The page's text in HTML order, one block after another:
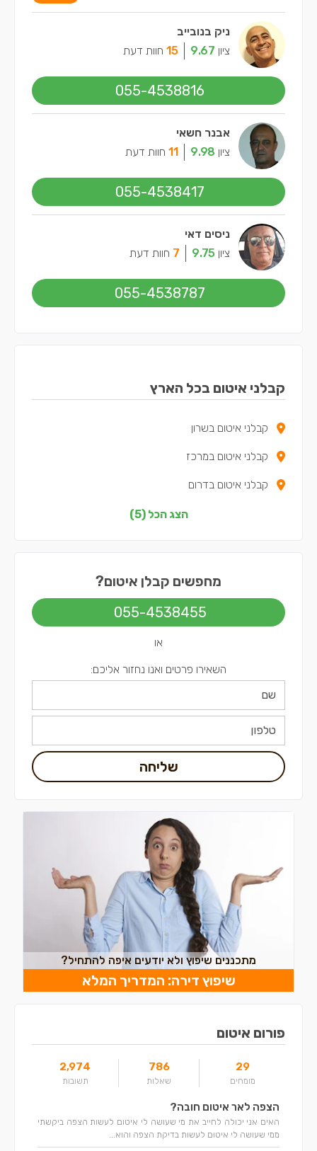
ניק בנובייב
ציון 9.67
15 חוות דעת
055-4538816
אבנר חשאי
ציון 9.98
11 חוות דעת
055-4538417
ניסים דאי
ציון 9.75
7 חוות דעת
055-4538787
קבלני איטום בכל הארץ
קבלני איטום בשרון
קבלני איטום במרכז
קבלני איטום בדרום
קבלני איטום בשפלה
קבלני איטום בתל אביב
הצג הכל (5)
מחפשים קבלן איטום?
055-4538455
או
השאירו פרטים ואנו נחזור אליכם:
שליחה
מתכננים שיפוץ ולא יודעים איפה להתחיל?
שיפוץ דירה: המדריך המלא
פורום איטום
29
מומחים
786
שאלות
2,974
תשובות
הצפה לאר איטום חובה?
האים אני יכולה לחייב את מי שעושה לי איטום לעשות הצפה ביקשתי
ממי שעושה לי איטום לעשות בדיקת הצפה והוא...